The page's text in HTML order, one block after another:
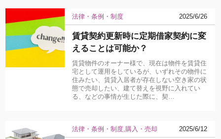
法律・条例・制度 2025/6/26
賃貸契約更新時に定期借家契約に変
えることは可能か？
賃貸物件のオーナー様で、現在は物件を賃貸住
宅として運用をしているが、いずれその物件に
住みたい、賃貸入居者が存在しない空き家の状
態で売却したい、建て替えを視野に入れてい
る、などの事情が生じた際に、契…
法律・条例・制度 購入・売却 2025/6/12